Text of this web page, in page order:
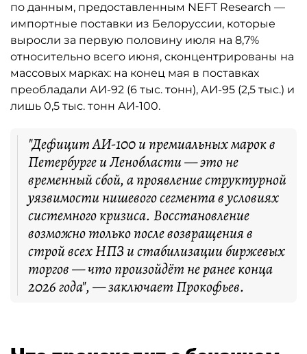
по данным, предоставленным NEFT Research —
импортные поставки из Белоруссии, которые
выросли за первую половину июля на 8,7%
относительно всего июня, сконцентрированы на
массовых марках: на конец мая в поставках
преобладали АИ-92 (6 тыс. тонн), АИ-95 (2,5 тыс.) и
лишь 0,5 тыс. тонн АИ-100.
"Дефицит АИ-100 и премиальных марок в
Петербурге и Ленобласти — это не
временный сбой, а проявление структурной
уязвимости нишевого сегмента в условиях
системного кризиса. Восстановление
возможно только после возвращения в
строй всех НПЗ и стабилизации биржевых
торгов — что произойдёт не ранее конца
2026 года", — заключает Прокофьев.